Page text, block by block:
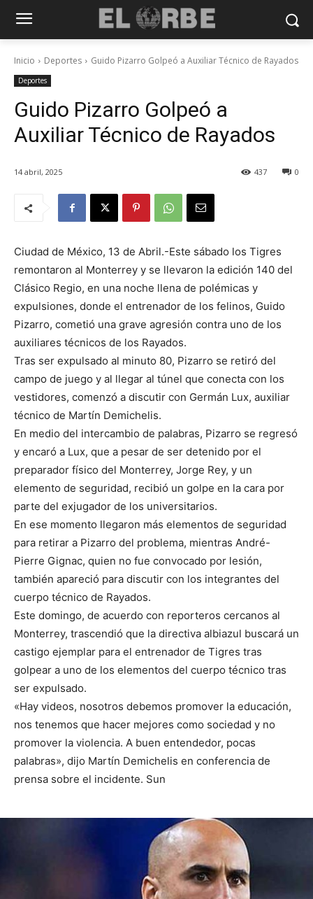
Inicio Deportes Guido Pizarro Golpeó a Auxiliar Técnico de Rayados
Deportes
Guido Pizarro Golpeó a
Auxiliar Técnico de Rayados
14 abril, 2025 0
437
Ciudad de México, 13 de Abril.-Este sábado los Tigres
remontaron al Monterrey y se llevaron la edición 140 del
Clásico Regio, en una noche llena de polémicas y
expulsiones, donde el entrenador de los felinos, Guido
Pizarro, cometió una grave agresión contra uno de los
auxiliares técnicos de los Rayados.
Tras ser expulsado al minuto 80, Pizarro se retiró del
campo de juego y al llegar al túnel que conecta con los
vestidores, comenzó a discutir con Germán Lux, auxiliar
técnico de Martín Demichelis.
En medio del intercambio de palabras, Pizarro se regresó
y encaró a Lux, que a pesar de ser detenido por el
preparador físico del Monterrey, Jorge Rey, y un
elemento de seguridad, recibió un golpe en la cara por
parte del exjugador de los universitarios.
En ese momento llegaron más elementos de seguridad
para retirar a Pizarro del problema, mientras André-
Pierre Gignac, quien no fue convocado por lesión,
también apareció para discutir con los integrantes del
cuerpo técnico de Rayados.
Este domingo, de acuerdo con reporteros cercanos al
Monterrey, trascendió que la directiva albiazul buscará un
castigo ejemplar para el entrenador de Tigres tras
golpear a uno de los elementos del cuerpo técnico tras
ser expulsado.
«Hay videos, nosotros debemos promover la educación,
nos tenemos que hacer mejores como sociedad y no
promover la violencia. A buen entendedor, pocas
palabras», dijo Martín Demichelis en conferencia de
prensa sobre el incidente. Sun